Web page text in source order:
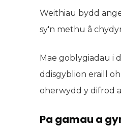
Weithiau bydd
sy'n methu â
Mae goblygiadau i
ddisgyblion eraill
oherwydd y difrod
Pa gamau a